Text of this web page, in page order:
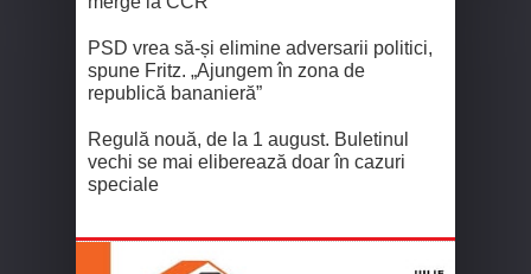
PSD vrea să-și elimine adversarii politici,
spune Fritz. „Ajungem în zona de
republică bananieră”
Regulă nouă, de la 1 august. Buletinul
vechi se mai eliberează doar în cazuri
speciale